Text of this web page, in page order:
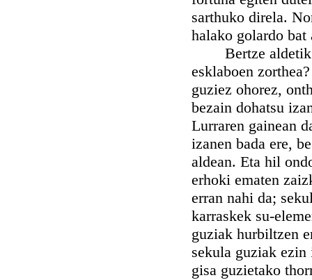
sarthuko direla.
halako golardo bat
Bertze aldetik
esklaboen
guziez ohorez,
bezain dohatsu
Lurraren gainean
izanen bada ere,
aldean. Eta hil
erhoki ematen
erran nahi da;
karraskek su-
guziak hurbiltzen
sekula guziak
gisa guzietako